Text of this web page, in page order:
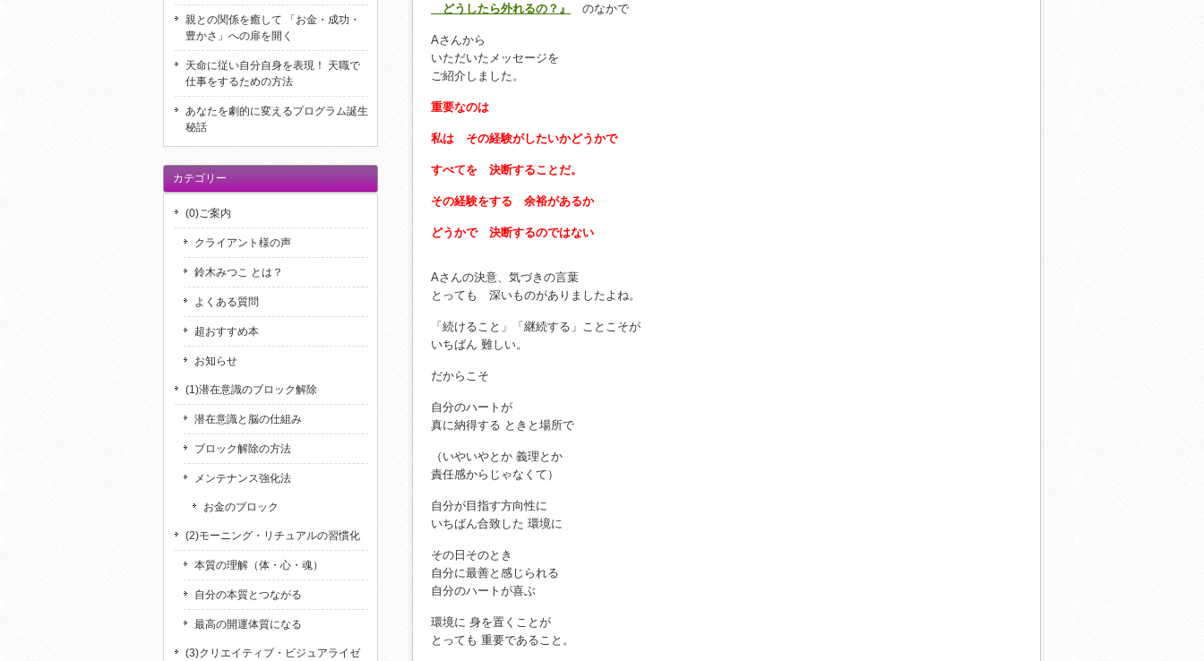
どうしたら外れるの？』
のなかで
Aさんから
いただいたメッセージを
ご紹介しました。
重要なのは
私は その経験がしたいかどうかで
すべてを 決断することだ。
その経験をする 余裕があるか
どうかで 決断するのではない
Aさんの決意、気づきの言葉
とっても 深いものがありましたよね。
「続けること」「継続する」ことこそが
いちばん 難しい。
だからこそ
自分のハートが
真に納得する ときと場所で
（いやいやとか 義理とか
責任感からじゃなくて）
自分が目指す方向性に
いちばん合致した 環境に
その日そのとき
自分に最善と感じられる
自分のハートが喜ぶ
環境に 身を置くことが
とっても 重要であること。
親との関係を癒して 「お金・成功・
豊かさ」への扉を開く
天命に従い自分自身を表現！ 天職で
仕事をするための方法
あなたを劇的に変えるプログラム誕生
秘話
カテゴリー
(0)ご案内
クライアント様の声
鈴木みつこ とは？
よくある質問
超おすすめ本
お知らせ
(1)潜在意識のブロック解除
潜在意識と脳の仕組み
ブロック解除の方法
メンテナンス強化法
お金のブロック
(2)モーニング・リチュアルの習慣化
本質の理解（体・心・魂）
自分の本質とつながる
最高の開運体質になる
(3)クリエイティブ・ビジュアライゼ